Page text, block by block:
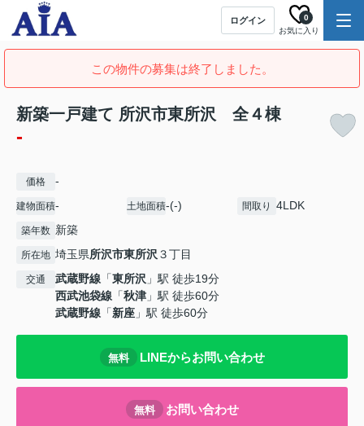
ログイン
お気に入り
0
この物件の募集は終了しました。
新築一戸建て 所沢市東所沢 全４棟
-
価格 -
建物面積- 土地面積-(-) 間取り 4LDK
築年数 新築
所在地 埼玉県所沢市東所沢 ３丁目
交通 武蔵野線 「東所沢 」駅 徒歩19分
西武池袋線 「秋津 」駅 徒歩60分
武蔵野線 「新座 」駅 徒歩60分
無料 LINEからお問い合わせ
無料 お問い合わせ